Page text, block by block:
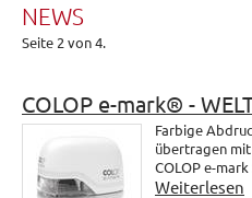
NEWS
Seite 2 von 4.
COLOP e-mark® -
Farbige
übertragen
COLOP e-
Weiterlesen